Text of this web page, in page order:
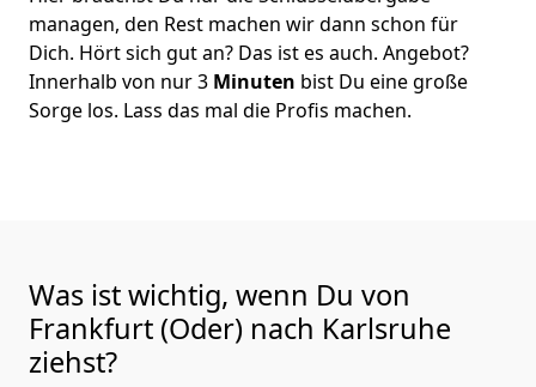
managen, den Rest machen wir dann schon für
Dich. Hört sich gut an? Das ist es auch. Angebot?
Innerhalb von nur 3 Minuten bist Du eine große
Sorge los. Lass das mal die Profis machen.
Was ist wichtig, wenn Du von
Frankfurt (Oder) nach Karlsruhe
ziehst?